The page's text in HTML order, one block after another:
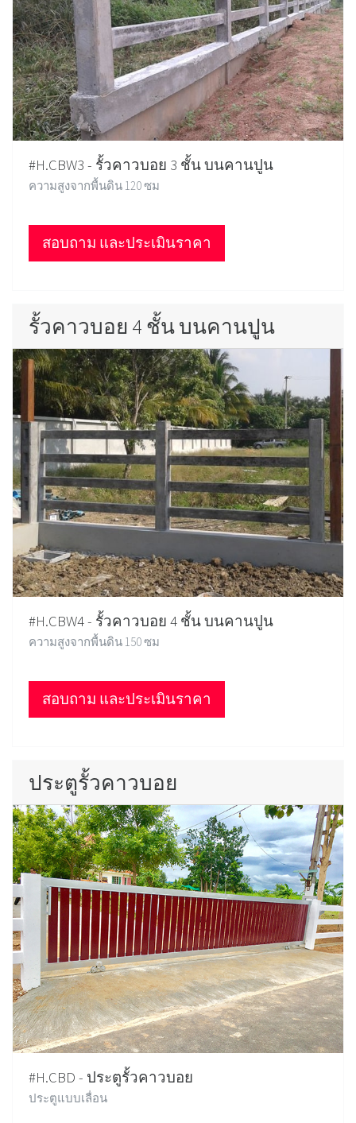
#H.CBW3 - รั้วคาวบอย 3 ชั้น บนคานปูน
ความสูงจากพื้นดิน 120 ซม
สอบถาม และประเมินราคา
รั้วคาวบอย 4 ชั้น บนคานปูน
#H.CBW4 - รั้วคาวบอย 4 ชั้น บนคานปูน
ความสูงจากพื้นดิน 150 ซม
สอบถาม และประเมินราคา
ประตูรั้วคาวบอย
#H.CBD - ประตูรั้วคาวบอย
ประตูแบบเลื่อน